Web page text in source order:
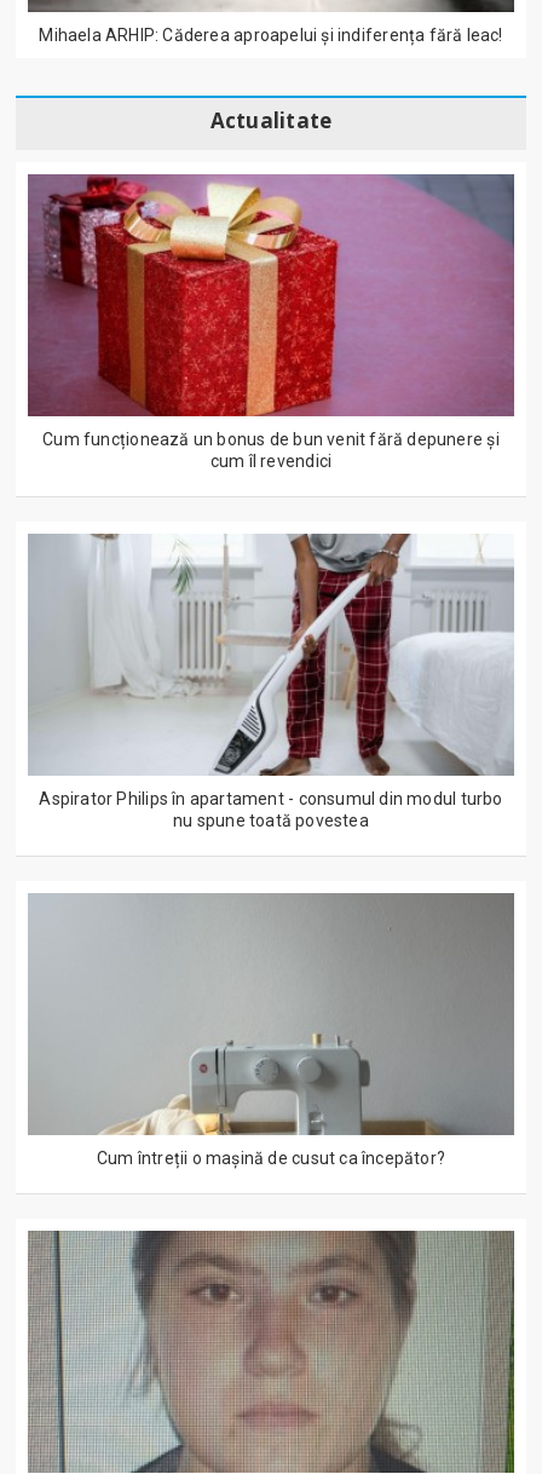
Mihaela ARHIP: Căderea aproapelui și indiferența fără leac!
Actualitate
Cum funcționează un bonus de bun venit fără depunere și
cum îl revendici
Aspirator Philips în apartament - consumul din modul turbo
nu spune toată povestea
Cum întreții o mașină de cusut ca începător?